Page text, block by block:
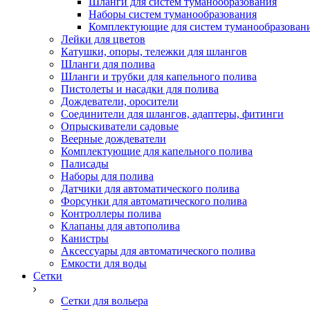
Наборы систем туманообразования
Комплектующие для систем
Лейки для цветов
Катушки, опоры, тележки для шлангов
Шланги для полива
Шланги и трубки для капельного полива
Пистолеты и насадки для полива
Дождеватели, оросители
Соединители для шлангов, адаптеры, фитинги
Опрыскиватели садовые
Веерные дождеватели
Комплектующие для капельного полива
Палисады
Наборы для полива
Датчики для автоматического полива
Форсунки для автоматического полива
Контроллеры полива
Клапаны для автополива
Канистры
Аксессуары для автоматического полива
Емкости для воды
Сетки
Сетки для вольера